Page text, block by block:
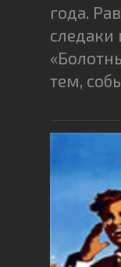
года.
тем,